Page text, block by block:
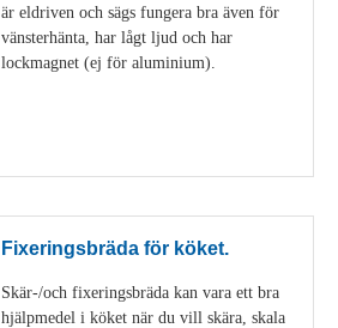
är eldriven och sägs fungera bra även för
vänsterhänta, har lågt ljud och har
lockmagnet (ej för aluminium).
Fixeringsbräda för köket.
Skär-/och fixeringsbräda kan vara ett bra
hjälpmedel i köket när du vill skära, skala